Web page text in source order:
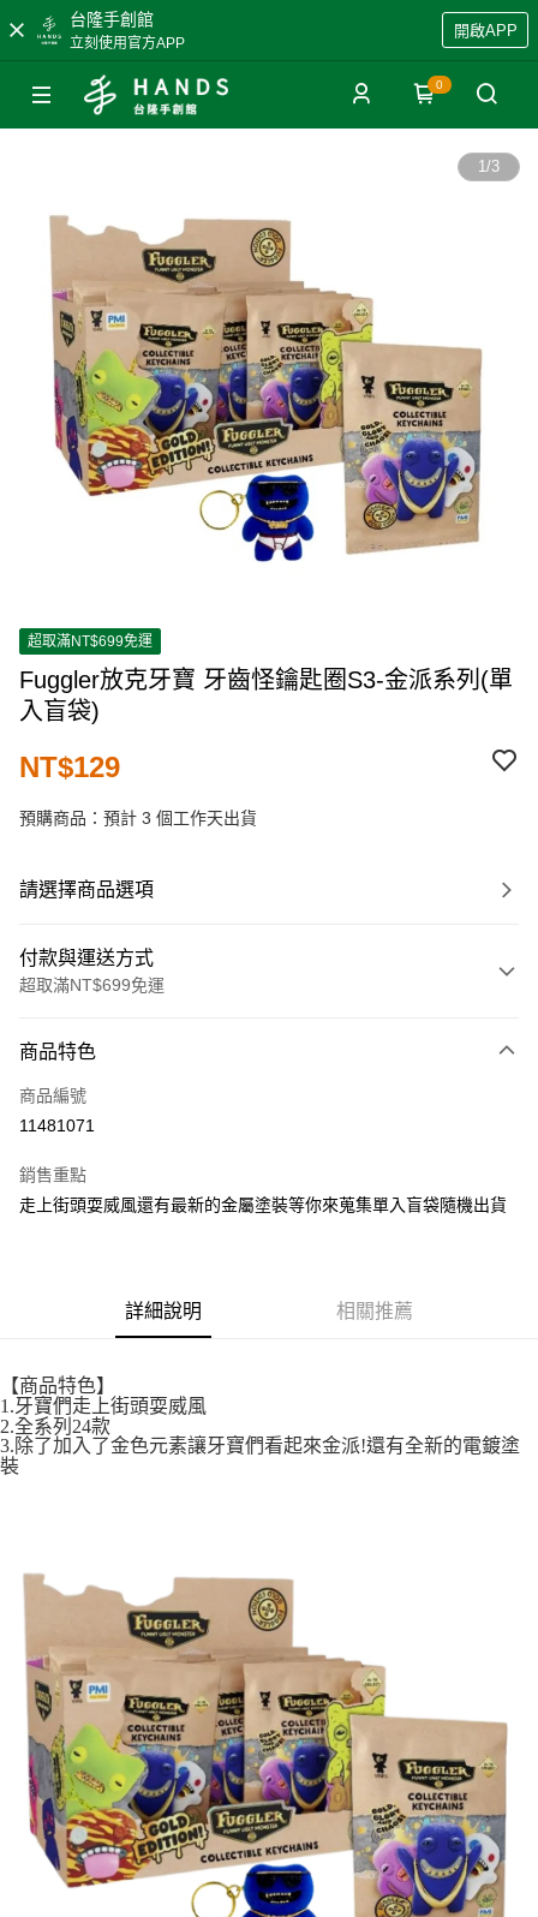
台隆手創館
立刻使用官方APP
開啟APP
0
1/3
超取滿NT$699免運
Fuggler放克牙寶 牙齒怪鑰匙圈S3-金派系列(單
入盲袋)
NT$129
預購商品：預計 3 個工作天出貨
請選擇商品選項
付款與運送方式
超取滿NT$699免運
信用卡一次付款
超商取貨付款
街口支付
AFTEE先享後付
【關於「AFTEE先享後付」】
AFTEE先享後付是「在收到商品之後才付款」的支付方式。 讓您購物簡單
便利好安心！
１．簡單：不需註冊會員、不需綁卡、不需儲值。
結帳頁面，進行簡訊認證並確認金額後，即可完成結帳。
２．訂單成立數日內，您將收到繳費通知簡訊。
３．收到繳費通知簡訊後14天內，點擊此簡訊中的連結，可透過四大超商／
ATM／網路銀行／等多元方式進行付款，方視為交易完成。
※ 請注意：結帳手續完成當下不需立刻繳費，但若您需要取消訂單，請聯絡
購買商品的店家。未經商家同意取消之訂單仍視為有效，需透過AFTEE先享
後付繳納相關費用。
※ 交易是否成功請以「AFTEE先享後付 」之結帳頁面顯示為準，若有關於
是否繳費成功／繳費後需取消欲退款等相關疑問，請聯繫「AFTEE先享後付
客戶支援中心」 https://netprotections.freshdesk.com/support/home
【注意事項】
１．透過由恩沛科技股份有限公司提供之「AFTEE先享後付」服務完成之交
易，需依本服務之必要範圍內提供個人資料，並將交易相關給付款項請求債
權轉讓予恩沛科技股份有限公司。
２．關於個人資料處理事宜，請瀏覽以下網址：
ATM付款
付款後全家取貨
每筆NT$60，滿NT$699(含以上)免運費
7-11取貨付款
每筆NT$60，滿NT$699(含以上)免運費
付款後7-11取貨
每筆NT$60，滿NT$699(含以上)免運費
宅配
每筆NT$80，滿NT$1,000(含以上)免運費
商品特色
商品編號
11481071
銷售重點
走上街頭耍威風還有最新的金屬塗裝等你來蒐集單入盲袋隨機出貨
詳細說明 相關推薦
【商品特色】
1.牙寶們走上街頭耍威風
2.全系列24款
3.除了加入了金色元素讓牙寶們看起來金派!還有全新的電鍍塗
裝